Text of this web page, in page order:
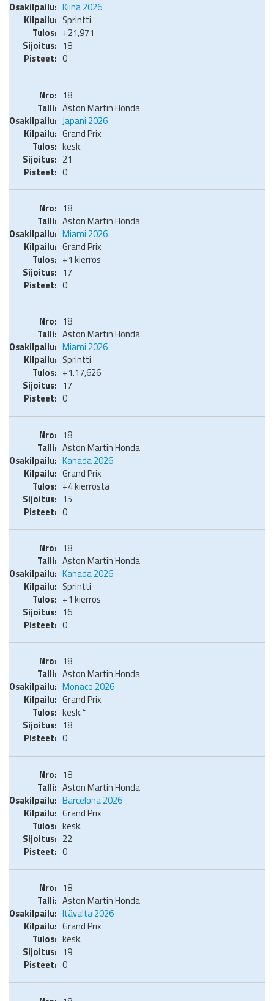
Kiina 2026
Sprintti
+21,971
18
0
18
Aston Martin Honda
Japani 2026
Grand Prix
kesk.
21
0
18
Aston Martin Honda
Miami 2026
Grand Prix
+1 kierros
17
0
18
Aston Martin Honda
Miami 2026
Sprintti
+1.17,626
17
0
18
Aston Martin Honda
Kanada 2026
Grand Prix
+4 kierrosta
15
0
18
Aston Martin Honda
Kanada 2026
Sprintti
+1 kierros
16
0
18
Aston Martin Honda
Monaco 2026
Grand Prix
kesk.*
18
0
18
Aston Martin Honda
Barcelona 2026
Grand Prix
kesk.
22
0
18
Aston Martin Honda
Itävalta 2026
Grand Prix
kesk.
19
0